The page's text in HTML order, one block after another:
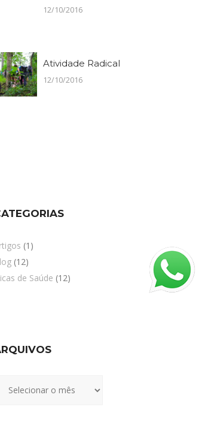
12/10/2016
Atividade Radical
12/10/2016
(1)
(12)
de Saúde (12)